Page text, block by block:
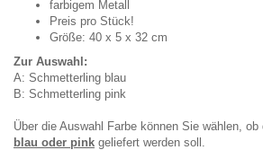
farbigem Metall
Preis pro Stück!
Größe: 40 x 5 x 32 cm
Zur Auswahl:
A: Schmetterling blau
B: Schmetterling pink
Über die Auswahl Farbe können Sie wählen,
blau oder pink geliefert werden soll.